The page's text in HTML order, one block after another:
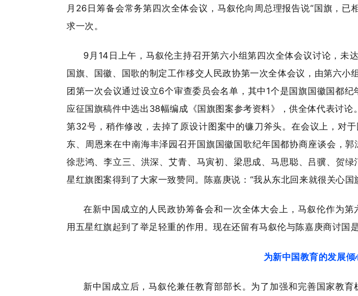
月26日筹备会常务第四次全体会议，马叙伦向周总理报告说“国旗，
求一次。
9月14日上午，马叙伦主持召开第六小组第四次全体会议讨论，未
国旗、国徽、国歌的制定工作移交人民政协第一次全体会议，由第六
团第一次会议通过设立6个审查委员会名单，其中1个是国旗国徽国都
应征国旗稿件中选出38幅编成《国旗图案参考资料》，供全体代表讨
第32号，稍作修改，去掉了原设计图案中的镰刀斧头。在会议上，对
东、周恩来在中南海丰泽园召开国旗国徽国歌纪年国都协商座谈会，
徐悲鸿、李立三、洪深、艾青、马寅初、梁思成、马思聪、吕骥、贺
星红旗图案得到了大家一致赞同。陈嘉庚说：“我从东北回来就很关心
在新中国成立的人民政协筹备会和一次全体大会上，马叙伦作为
用五星红旗起到了举足轻重的作用。现在还留有马叙伦与陈嘉庚商讨国
为新中国教育的发展倾
新中国成立后，马叙伦兼任教育部部长。为了加强和完善国家教